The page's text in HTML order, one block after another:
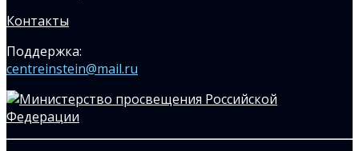
Контакты
Поддержка:
centreinstein@mail.ru